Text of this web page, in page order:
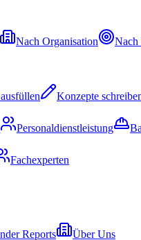
Nach Organisation
Konzepte
Personaldienstleistung
Fachexperten
Reports
Über Uns